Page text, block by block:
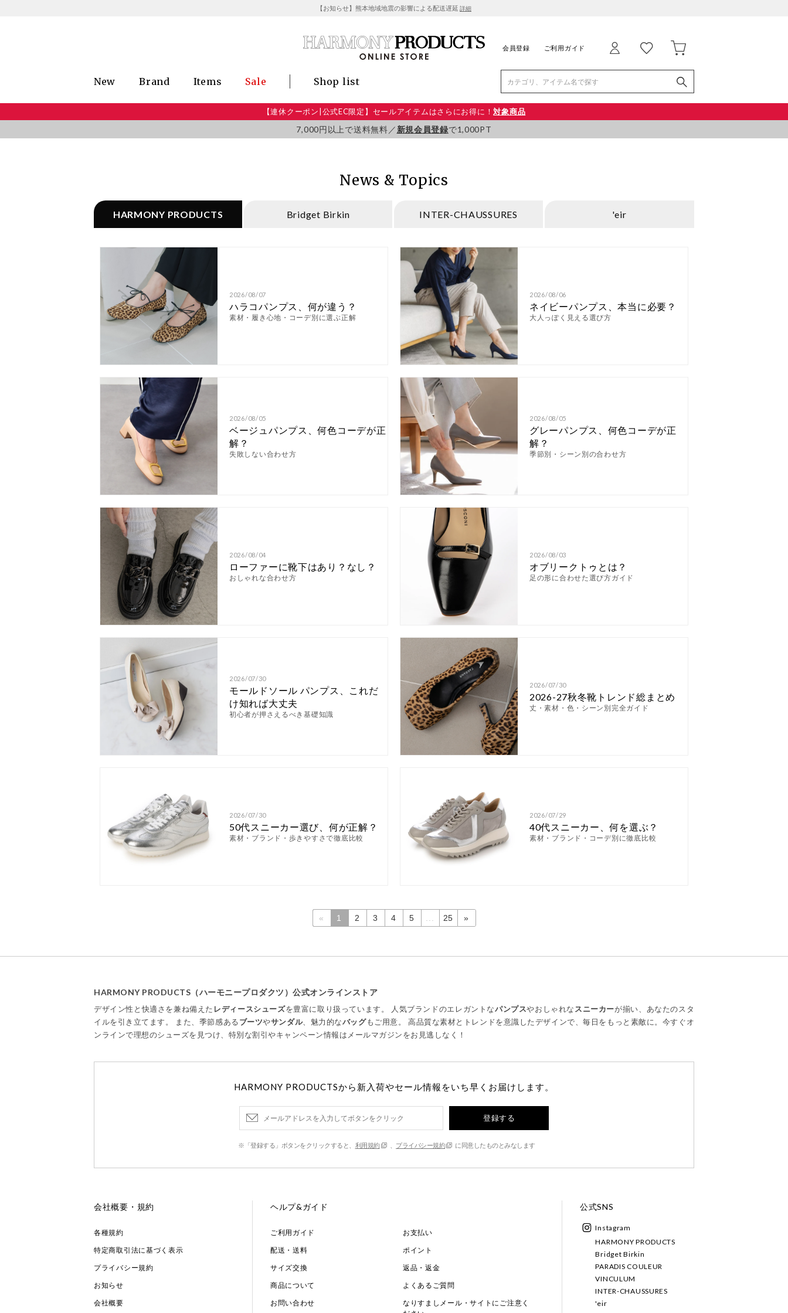
【お知らせ】熊本地域地震の影響による配送遅延 詳細
会員登録 ご利用ガイド
New Brand Items Sale Shop list
【連休クーポン|公式EC限定】セールアイテムはさらにお得に！対象商品
7,000円以上で送料無料／ 新規会員登録で1,000PT
News & Topics
HARMONY PRODUCTS Bridget Birkin INTER-CHAUSSURES 'eir
2026/08/07
ハラコパンプス、何が違う？
素材・履き心地・コーデ別に選ぶ正解
2026/08/06
ネイビーパンプス、本当に必要？
大人っぽく見える選び方
2026/08/05
ベージュパンプス、何色コーデが正
解？
失敗しない合わせ方
2026/08/05
グレーパンプス、何色コーデが正
解？
季節別・シーン別の合わせ方
2026/08/04
ローファーに靴下はあり？なし？
おしゃれな合わせ方
2026/08/03
オブリークトゥとは？
足の形に合わせた選び方ガイド
2026/07/30
モールドソール パンプス、これだ
け知れば大丈夫
初心者が押さえるべき基礎知識
2026/07/30
2026-27秋冬靴トレンド総まとめ
丈・素材・色・シーン別完全ガイド
2026/07/30
50代スニーカー選び、何が正解？
素材・ブランド・歩きやすさで徹底比較
2026/07/29
40代スニーカー、何を選ぶ？
素材・ブランド・コーデ別に徹底比較
« 1 2 3 4 5 25 »
HARMONY PRODUCTS（ハーモニープロダクツ）公式オンラインストア
デザイン性と快適さを兼ね備えた レディースシューズを豊富に取り扱っています。 人気ブランドのエレガントなパンプスやおしゃれな スニーカーが揃い、あなたのスタ
イルを引き立てます。 また、季節感あるブーツやサンダル、魅力的なバッグもご用意。 高品質な素材とトレンドを意識したデザインで、毎日をもっと素敵に。今すぐオ
ンラインで理想のシューズを見つけ、特別な割引やキャンペーン情報はメールマガジンをお見逃しなく！
HARMONY PRODUCTSから新入荷やセール情報をいち早くお届けします。
登録する
※「登録する」ボタンをクリックすると、 利用規約 プライバシー規約 に同意したものとみなします
会社概要・規約
各種規約
特定商取引法に基づく表示
プライバシー規約
お知らせ
会社概要
ヘルプ&ガイド
ご利用ガイド
お支払い
配送・送料
ポイント
サイズ交換
返品・返金
商品について
よくあるご質問
お問い合わせ
なりすましメール・サイトにご注意く
公式SNS
Instagram
HARMONY PRODUCTS
Bridget Birkin
PARADIS COULEUR
VINCULUM
INTER-CHAUSSURES
'eir